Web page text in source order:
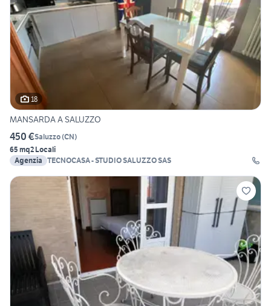
18
MANSARDA A SALUZZO
450 €Saluzzo(CN)
65 mq2 Locali
Agenzia TECNOCASA - STUDIO SALUZZO SAS